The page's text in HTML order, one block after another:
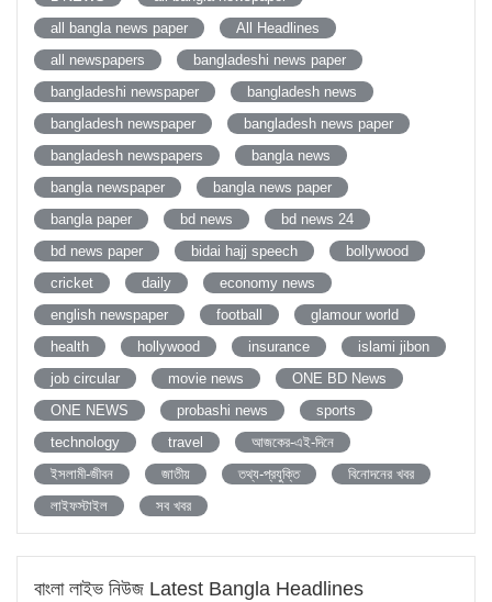
all bangla news paper
All Headlines
all newspapers
bangladeshi news paper
bangladeshi newspaper
bangladesh news
bangladesh newspaper
bangladesh news paper
bangladesh newspapers
bangla news
bangla newspaper
bangla news paper
bangla paper
bd news
bd news 24
bd news paper
bidai hajj speech
bollywood
cricket
daily
economy news
english newspaper
football
glamour world
health
hollywood insurance
islami jibon
job circular
movie news
ONE BD News
ONE NEWS
probashi news
sports
technology
travel
আজকের-এই-দিনে
ইসলামী-জীবন
জাতীয় তথ্য-প্রযুক্তি
বিনোদনের খবর
লাইফস্টাইল
সব খবর
বাংলা লাইভ নিউজ Latest Bangla Headlines